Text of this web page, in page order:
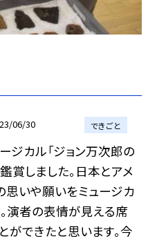
06/30 できごと
ジカル「ジョン万次郎の
賞しました。日本とアメ
いや願いをミュージカ
演者の表情が見える席
ができたと思います。今